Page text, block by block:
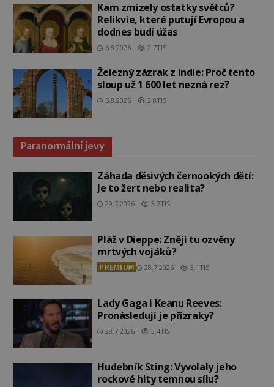
Kam zmizely ostatky světců?
Relikvie, které putují Evropou a
dodnes budí úžas
6.8.2026 2.7TIS
Železný zázrak z Indie: Proč tento
sloup už 1 600 let nezná rez?
5.8.2026 2.8TIS
Paranormální jevy
Záhada děsivých černookých dětí:
Je to žert nebo realita?
29.7.2026 3.2TIS
Pláž v Dieppe: Znějí tu ozvěny
mrtvých vojáků?
PREMIUM 28.7.2026 3.1TIS
Lady Gaga i Keanu Reeves:
Pronásledují je přízraky?
28.7.2026 3.4TIS
Hudebník Sting: Vyvolaly jeho
rockové hity temnou sílu?